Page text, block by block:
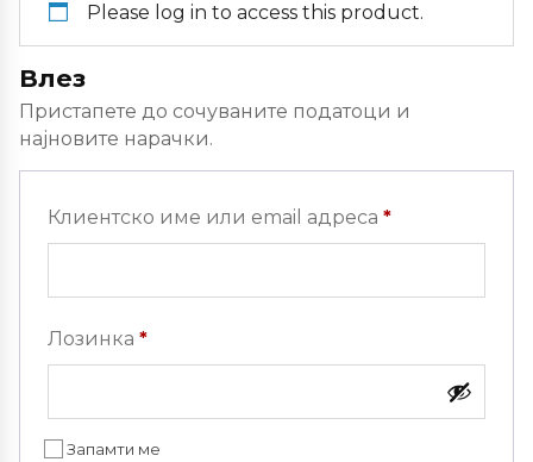
Please log in to access this product.
Влез
Пристапете до сочуваните податоци и
најновите нарачки.
Клиентско име или email адреса *
Лозинка *Задолжително
Запамти ме